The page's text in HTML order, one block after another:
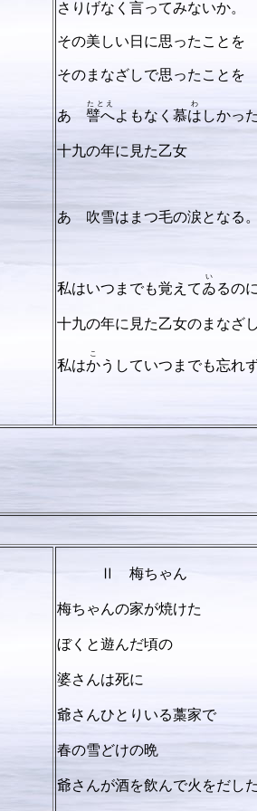
さりげなく言ってみないか。
その美しい日に思ったことを
そのまなざしで思ったことを
あゝ 譬へ
たとえ
よもなく慕は
わ
しかっ
十九の年に見た乙女
あゝ吹雪はまつ毛の涙となる
私はいつまでも覚えてゐ
い
るの
十九の年に見た乙女のまなざ
私はか
こ
うしていつまでも忘れ
Ⅱ 梅ちゃん
梅ちゃんの家が焼けた
ぼくと遊んだ頃の
婆さんは死に
爺さんひとりいる藁家で
春の雪どけの晩
爺さんが酒を飲んで火をだし